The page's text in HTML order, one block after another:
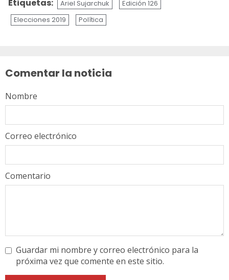
Etiquetas: Ariel Sujarchuk
Edición 126
Elecciones 2019
Política
Comentar la noticia
Comentario
Nombre
Correo electrónico
Guardar mi nombre y correo electrónico para la
próxima vez que comente en este sitio.